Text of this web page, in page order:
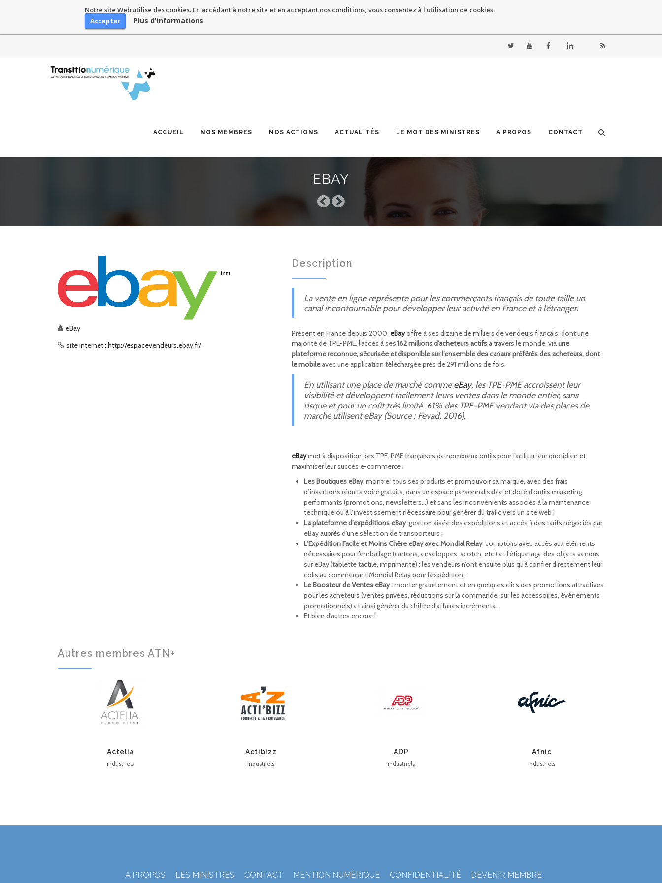
Notre site Web utilise des cookies. En accédant à notre site et en acceptant nos conditions, vous consentez à l'utilisation de cookies.
Accepter
Plus d'informations
content
ACCUEIL NOS MEMBRES NOS ACTIONS ACTUALITÉS LE MOT DES MINISTRES A PROPOS CONTACT
EBAY
eBay
site internet : http://espacevendeurs.ebay.fr/
Description
La vente en ligne représente pour les commerçants français de toute taille un
canal incontournable pour développer leur activité en France et à l’étranger.
Présent en France depuis 2000, eBayoffre à ses dizaine de milliers de vendeurs français, dont une
majorité de TPE-PME, l’accès à ses 162 millions d’acheteurs actifsà travers le monde, viaune
plateforme reconnue, sécurisée et disponible sur l’ensemble des canaux préférés des acheteurs, dont
le mobileavec une application téléchargée près de 291 millions de fois.
En utilisant une place de marché commeeBay, les TPE-PME accroissent leur
visibilité et développent facilement leurs ventes dans le monde entier, sans
risque et pour un coût très limité. 61% des TPE-PME vendant via des places de
marché utilisent eBay(Source : Fevad, 2016).
eBaymet à disposition des TPE-PME françaises de nombreux outils pour faciliter leur quotidien et
maximiser leur succès e-commerce :
Les Boutiques eBay: montrer tous ses produits et promouvoir sa marque, avec des frais
d’insertions réduits voire gratuits, dans un espace personnalisable et doté d’outils marketing
performants (promotions, newsletters…) et sans les inconvénients associés à la maintenance
technique ou à l’investissement nécessaire pour générer du trafic vers un site web ;
La plateforme d’expéditions eBay: gestion aisée des expéditions et accès à des tarifs négociés par
eBay auprès d’une sélection de transporteurs ;
L’Expédition Facile et Moins Chère eBay avec Mondial Relay: comptoirs avec accès aux éléments
nécessaires pour l’emballage (cartons, enveloppes, scotch, etc.) et l’étiquetage des objets vendus
sur eBay (tablette tactile, imprimante) ; les vendeurs n’ont ensuite plus qu’à confier directement leur
colis au commerçant Mondial Relay pour l’expédition ;
Le Boosteur de Ventes eBay :monter gratuitement et en quelques clics des promotions attractives
pour les acheteurs (ventes privées, réductions sur la commande, sur les accessoires, événements
promotionnels) et ainsi générer du chiffre d’affaires incrémental.
Et bien d’autres encore !
Autres membres ATN+
Actelia
industriels
Actibizz
industriels
ADP
industriels
Afnic
industriels
A PROPOS LES MINISTRES CONTACT MENTION NUMÉRIQUE CONFIDENTIALITÉ DEVENIR MEMBRE